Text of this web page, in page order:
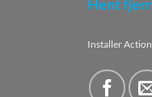
Hent
Installer